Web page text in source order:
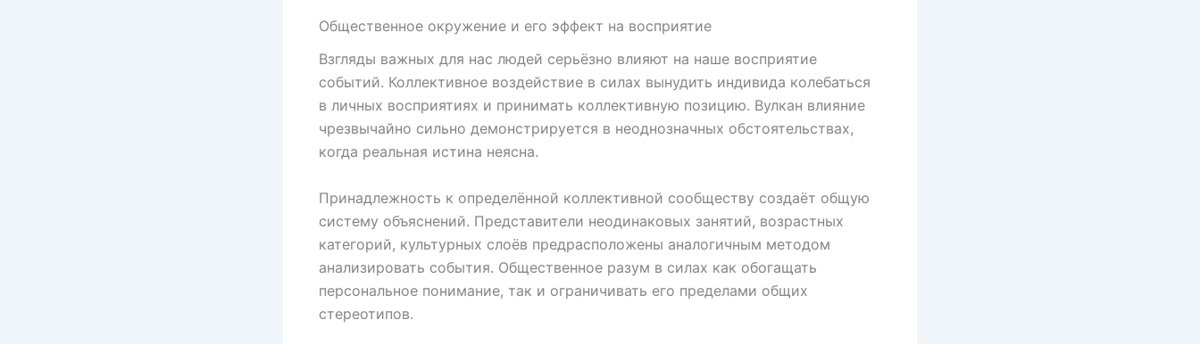
Общественное окружение и его эффект на восприятие
Взгляды важных для нас людей серьёзно влияют на наше восприятие
событий. Коллективное воздействие в силах вынудить индивида колебаться
в личных восприятиях и принимать коллективную позицию. Вулкан влияние
чрезвычайно сильно демонстрируется в неоднозначных обстоятельствах,
когда реальная истина неясна.
Принадлежность к определённой коллективной сообществу создаёт общую
систему объяснений. Представители неодинаковых занятий, возрастных
категорий, культурных слоёв предрасположены аналогичным методом
анализировать события. Общественное разум в силах как обогащать
персональное понимание, так и ограничивать его пределами общих
стереотипов.